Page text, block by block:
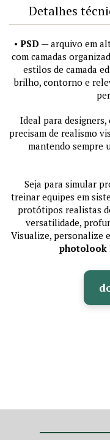
Detalhes
• PSD — arquivo em
com camadas
estilos de camada
brilho, contorno e
Ideal para
precisam de realismo
mantendo sempre
Seja para simular
treinar equipes em
protótipos realistas
versatilidade,
Visualize, personalize
photolook